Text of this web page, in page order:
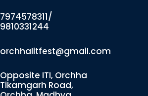
7974578311/
9810331244
orchhalitfest@gmail.com
Opposite ITI, Orchha
Tikamgarh Road,